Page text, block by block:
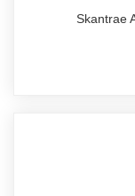
Skantrae